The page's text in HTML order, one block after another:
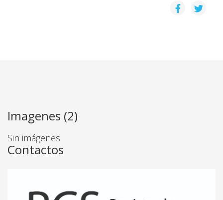
OVARES Y LEÓN: LA PRENSA LLAMA A LA GUERRA
CENSURA/AUTOCENSURA Y JUEGO CIRCULAR DE
EL SISTEMA DE ADMISIÓN DE LA UNIVERSIDAD
Imagenes (2)
Sin imágenes
Contactos